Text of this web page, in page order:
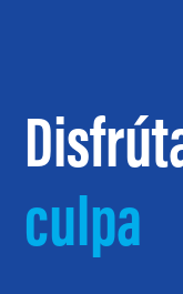
culpa